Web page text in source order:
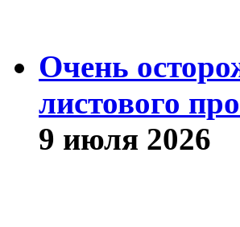
Очень
листового
9 июля 2026